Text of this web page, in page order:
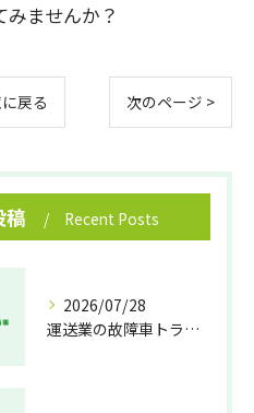
ませんか？
戻る 次のページ >
稿 Recent Posts
2026/07/28
運送業の故障車トラブル即時対処法